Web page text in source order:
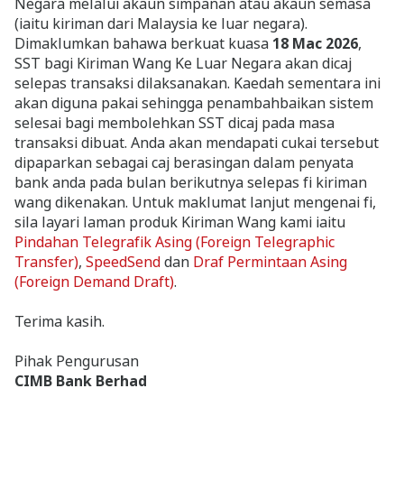
(iaitu kiriman dari Malaysia ke luar negara).
Dimaklumkan bahawa berkuat kuasa 18 Mac 2026,
SST bagi Kiriman Wang Ke Luar Negara akan dicaj
selepas transaksi dilaksanakan. Kaedah sementara ini
akan diguna pakai sehingga penambahbaikan sistem
selesai bagi membolehkan SST dicaj pada masa
transaksi dibuat. Anda akan mendapati cukai tersebut
dipaparkan sebagai caj berasingan dalam penyata
bank anda pada bulan berikutnya selepas fi kiriman
wang dikenakan. Untuk maklumat lanjut mengenai fi,
sila layari laman produk Kiriman Wang kami iaitu
Pindahan Telegrafik Asing (Foreign Telegraphic
Transfer), SpeedSenddan Draf Permintaan Asing
(Foreign Demand Draft).
Terima kasih.
Pihak Pengurusan
CIMB Bank Berhad